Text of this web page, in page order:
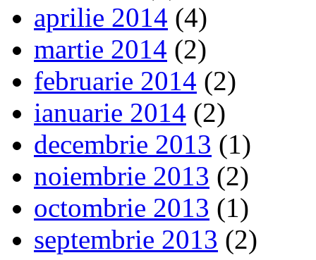
aprilie 2014 (4)
martie 2014 (2)
februarie 2014 (2)
ianuarie 2014 (2)
decembrie 2013 (1)
noiembrie 2013 (2)
octombrie 2013 (1)
septembrie 2013 (2)